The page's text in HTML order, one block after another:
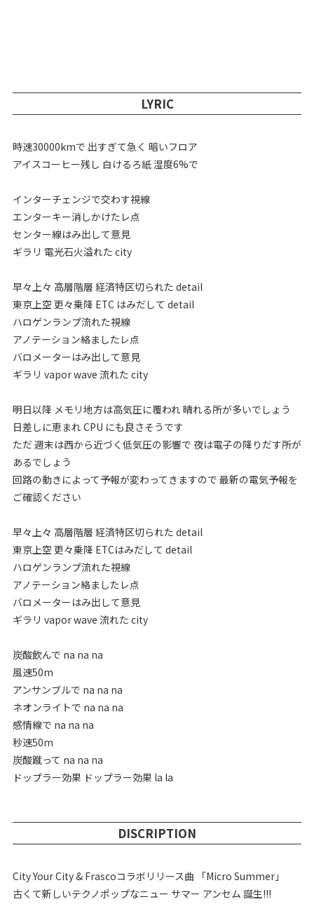
LYRIC
時速30000kmで 出すぎて急く 暗いフロア
アイスコーヒー残し 白けるろ紙 湿度6%で
インターチェンジで交わす視線
エンターキー消しかけたレ点
センター線はみ出して意見
ギラリ 電光石火溢れた city
早々上々 高層階層 経済特区切られた detail
東京上空 更々乗降 ETC はみだして detail
ハロゲンランプ流れた視線
アノテーション絡ましたレ点
バロメーターはみ出して意見
ギラリ vapor wave 流れた city
明日以降 メモリ地方は高気圧に覆われ 晴れる所が多いでしょう
日差しに恵まれ CPU にも良さそうです
ただ 週末は西から近づく低気圧の影響で 夜は電子の降りだす所が
あるでしょう
回路の動きによって予報が変わってきますので 最新の電気予報を
ご確認ください
早々上々 高層階層 経済特区切られた detail
東京上空 更々乗降 ETCはみだして detail
ハロゲンランプ流れた視線
アノテーション絡ましたレ点
バロメーターはみ出して意見
ギラリ vapor wave 流れた city
炭酸飲んで na na na
風速50m
アンサンブルで na na na
ネオンライトで na na na
感情線で na na na
秒速50m
炭酸蹴って na na na
ドップラー効果 ドップラー効果 la la
DISCRIPTION
City Your City & Frascoコラボリリース曲 「Micro Summer」
古くて新しいテクノポップなニュー サマー アンセム 誕生!!!